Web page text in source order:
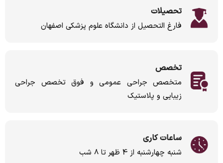
تحصیلات
فارغ التحصیل از دانشگاه علوم پزشکی اصفهان
تخصص
متخصص جراحی عمومی و فوق تخصص جراحی
زیبایی و پلاستیک
ساعات کاری
شنبه چهارشنبه از 4 ظهر تا 8 شب